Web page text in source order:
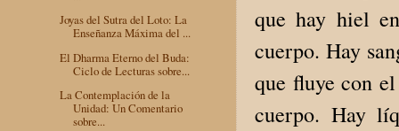
que hay hiel
cuerpo. Hay
que fluye con
cuerpo. Hay
Joyas del Sutra del Loto: La
Enseñanza Máxima del ...
El Dharma Eterno del Buda:
Ciclo de Lecturas sobre...
La Contemplación de la
Unidad: Un Comentario
sobre...